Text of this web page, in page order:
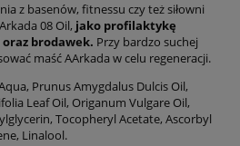
z basenów, fitnessu czy też siłowni
08 Oil, jako profilaktykę
brodawek. Przy bardzo suchej
maść AArkada w celu regeneracji.
Prunus Amygdalus Dulcis Oil,
Leaf Oil, Origanum Vulgare Oil,
Tocopheryl Acetate, Ascorbyl
Linalool.